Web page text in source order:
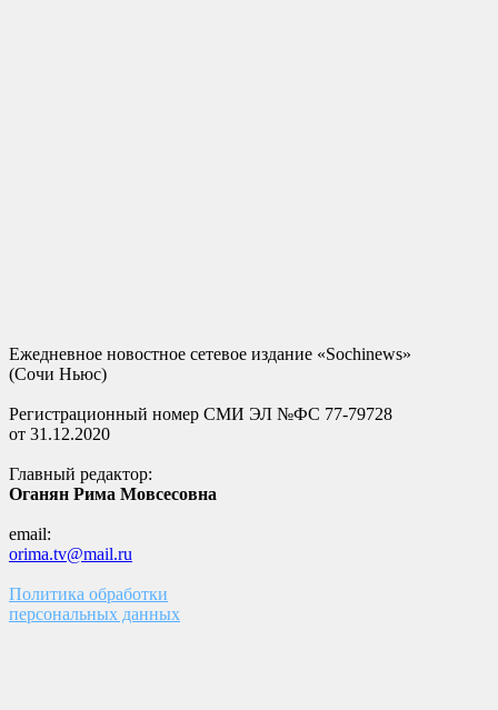
Ежедневное новостное сетевое издание «Sochinews»
(Сочи Ньюс)
Регистрационный номер СМИ ЭЛ №ФС 77-79728
от 31.12.2020
Главный редактор:
Оганян Рима Мовсесовна
email:
orima.tv@mail.ru
Политика обработки
персональных данных